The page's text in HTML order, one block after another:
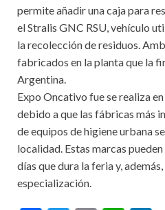
permite añadir una caja para
el Stralis GNC RSU, vehículo
la recolección de residuos.
fabricados en la planta que la
Argentina.
Expo Oncativo fue se realiza
debido a que las fábricas más
de equipos de higiene urbana
localidad. Estas marcas
días que dura la feria y,
especialización.